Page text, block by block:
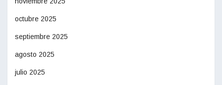
octubre 2025
septiembre 2025
agosto 2025
julio 2025